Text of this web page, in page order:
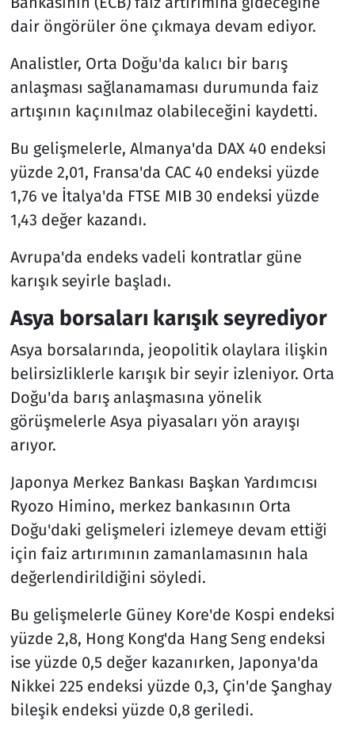
dair öngörüler öne çıkmaya devam ediyor.
Analistler, Orta Doğu'da kalıcı bir barış
anlaşması sağlanamaması durumunda faiz
artışının kaçınılmaz olabileceğini kaydetti.
Bu gelişmelerle, Almanya'da DAX 40 endeksi
yüzde 2,01, Fransa'da CAC 40 endeksi yüzde
1,76 ve İtalya'da FTSE MIB 30 endeksi yüzde
1,43 değer kazandı.
Avrupa'da endeks vadeli kontratlar güne
karışık seyirle başladı.
Asya borsaları karışık seyrediyor
Asya borsalarında, jeopolitik olaylara ilişkin
belirsizliklerle karışık bir seyir izleniyor. Orta
Doğu'da barış anlaşmasına yönelik
görüşmelerle Asya piyasaları yön arayışı
arıyor.
Japonya Merkez Bankası Başkan Yardımcısı
Ryozo Himino, merkez bankasının Orta
Doğu'daki gelişmeleri izlemeye devam ettiği
için faiz artırımının zamanlamasının hala
değerlendirildiğini söyledi.
Bu gelişmelerle Güney Kore'de Kospi endeksi
yüzde 2,8, Hong Kong'da Hang Seng endeksi
ise yüzde 0,5 değer kazanırken, Japonya'da
Nikkei 225 endeksi yüzde 0,3, Çin'de Şanghay
bileşik endeksi yüzde 0,8 geriledi.